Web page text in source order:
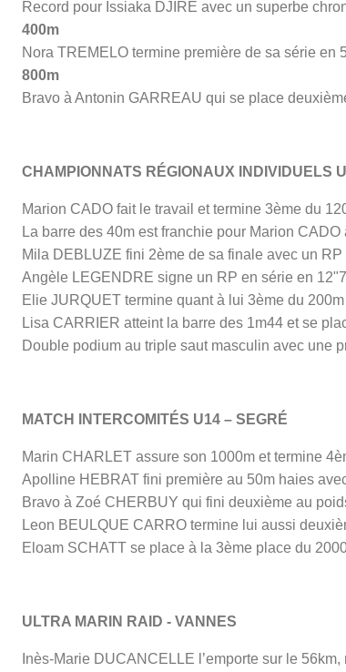
Record pour Issiaka DJIRÉ avec un superbe
400m
Nora TREMELO termine première de sa série en
800m
Bravo à Antonin GARREAU qui se place
CHAMPIONNATS RÉGIONAUX INDIVIDUELS
Marion CADO fait le travail et termine 3ème du
La barre des 40m est franchie pour Marion
Mila DEBLUZE fini 2ème de sa finale avec un
Angèle LEGENDRE signe un RP en série en
Elie JURQUET termine quant à lui 3ème du
Lisa CARRIER atteint la barre des 1m44 et se
Double podium au triple saut masculin avec une
MATCH INTERCOMITÉS U14 – SEGRÉ
Marin CHARLET assure son 1000m et termine
Apolline HEBRAT fini première au 50m haies
Bravo à Zoé CHERBUY qui fini deuxième au
Leon BEULQUE CARRO termine lui aussi
Eloam SCHATT se place à la 3ème place du
ULTRA MARIN RAID - VANNES
Inès-Marie DUCANCELLE l’emporte sur le